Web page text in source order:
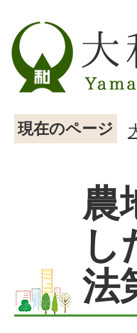
現在のページ
農
し
法